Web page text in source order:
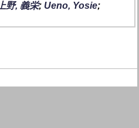
上野, 義栄; Ueno, Yosie;